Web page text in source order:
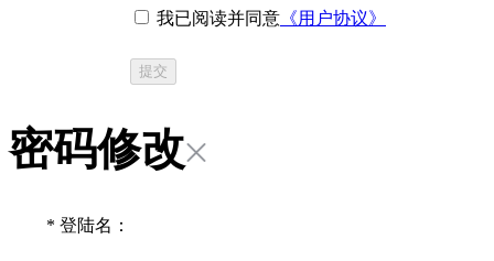
我已阅读并同意 《用户协议》
提交
密码修改
* 登陆名：